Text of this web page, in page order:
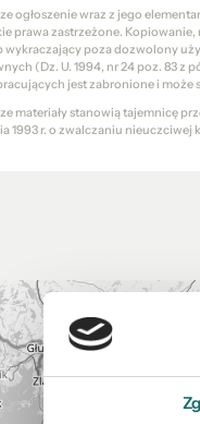
ogłoszenie wraz z jego
prawa zastrzeżone.
wykraczający poza dozwolony
(Dz. U. 1994, nr 24 poz. 83 z
jest zabronione i
materiały stanowią tajemnicę
1993 r. o zwalczaniu nieuczciwej